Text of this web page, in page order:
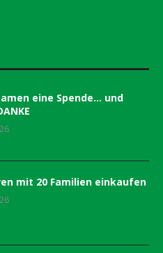
eine Spende… und
mit 20 Familien einkaufen